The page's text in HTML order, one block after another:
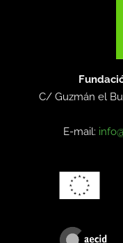
C/ Guzmán el
E-mail: